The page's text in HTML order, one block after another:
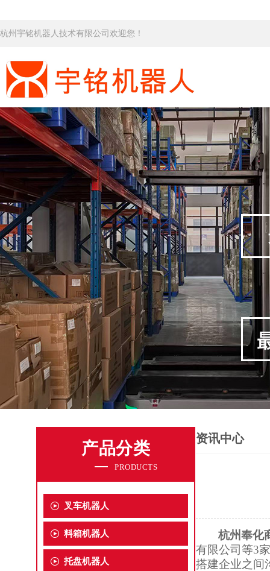
杭州宇铭机器人技术有限公司欢迎您！
产品分类
PRODUCTS
叉车机器人
料箱机器人
托盘机器人
资讯中心
杭州奉化
有限公司等3
搭建企业之间